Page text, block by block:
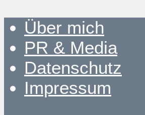
Über mich
PR & Media
Datenschutz
Impressum